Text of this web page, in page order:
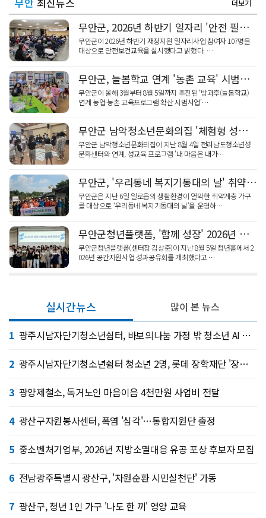
더보기
무안군, 2026년 하반기 일자리 '안전 필수'…107명 교육
무안군이 2026년 하반기 재정지원 일자리사업 참여자 107명을
대상으로 안전보건교육을 실시했다고 밝혔다. …
무안군, 늘봄학교 연계 '농촌 교육' 시범사업 성공
무안군이 올해 3월부터 8월 5일까지 추진된 ‘방과후(늘봄학교)
연계 농업·농촌 교육프로그램 확산 시범사업’…
무안군 남악청소년문화의집 '체험형 성교육', '내 마음은 내가' 호응
무안군 남악청소년문화의집이 지난 8월 4일 전라남도청소년성
문화센터와 연계, 성교육 프로그램 '내 마음은 내가…
무안군, '우리동네 복지기동대의 날' 취약계층 주거환경 개선
무안군은 지난 6일 일로읍의 생활환경이 열악한 취약계층 가구
를 대상으로 ‘우리동네 복지기동대의 날’을 운영하…
무안군청년플랫폼, '함께 성장' 2026년 공간지원사업 성과 공유
무안군청년플랫폼(센터장 김상준)이 지난 8월 5일 청년홀에서 2
026년 공간지원사업 성과공유회를 개최했다고 …
실시간뉴스
1 광주시남자단기청소년쉼터, 바보의나눔 가정 밖 청소년 AI 서울 캠프
2 광주시남자단기청소년쉼터 청소년 2명, 롯데 장학재단 '장혜선 가정 밖 청소년 장학금' 선정
3 광양제철소, 독거노인 마음이음 4천만원 사업비 전달
4 광산구자원봉사센터, 폭염 '심각'…통합지원단 출정
5 중소벤처기업부, 2026년 지방소멸대응 유공 포상 후보자 모집
6 전남광주특별시 광산구, '자원순환 시민실천단' 가동
7 광산구, 청년 1인 가구 '나도 한 끼' 영양 교육
많이 본 뉴스